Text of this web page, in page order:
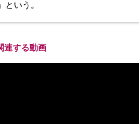
という。
連する動画